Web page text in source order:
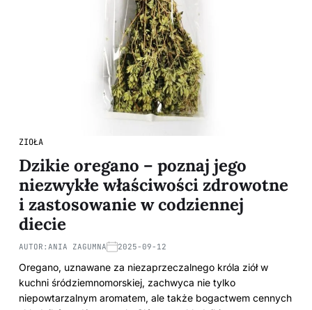
ZIOŁA
Dzikie oregano – poznaj jego
niezwykłe właściwości zdrowotne
i zastosowanie w codziennej
diecie
AUTOR: ANIA ZAGUMNA 2025-09-12
Oregano, uznawane za niezaprzeczalnego króla ziół w
kuchni śródziemnomorskiej, zachwyca nie tylko
niepowtarzalnym aromatem, ale także bogactwem cennych